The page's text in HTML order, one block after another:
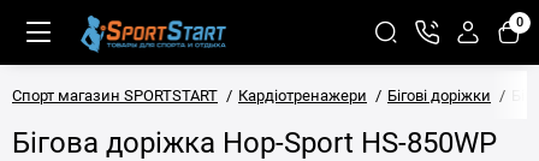
0
Спорт магазин SPORTSTART Кардіотренажери Бігові доріжки
Бігова доріжка Hop-Sport HS-850WP